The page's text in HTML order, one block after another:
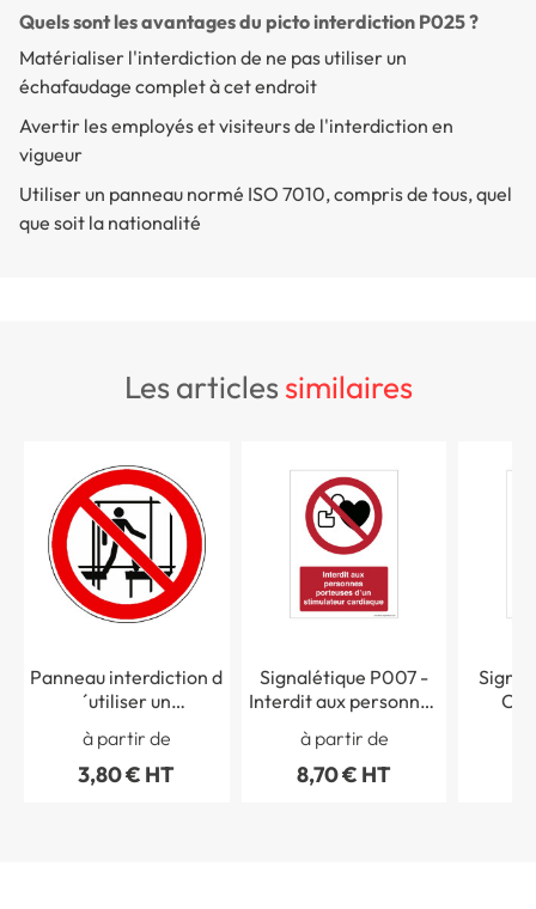
Quels sont les avantages du picto interdiction P025 ?
Matérialiser l'interdiction de ne pas utiliser un
échafaudage complet à cet endroit
Avertir les employés et visiteurs de l'interdiction en
vigueur
Utiliser un panneau normé ISO 7010, compris de tous, quel
que soit la nationalité
les articlessimilaires
Panneau interdiction d
´utiliser un
échafaudage
incomplet ISO 7010 -
P025
à partir de
3,80 € HT
Signalétique P007 -
Interdit aux personnes
porteuses d´un
stimulateur cardiaque
- ISO 7010
à partir de
8,70 € HT